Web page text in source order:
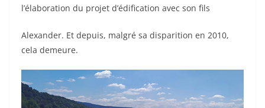
l’élaboration du projet d’édification avec son fils
Alexander. Et depuis, malgré sa disparition en 2010,
cela demeure.